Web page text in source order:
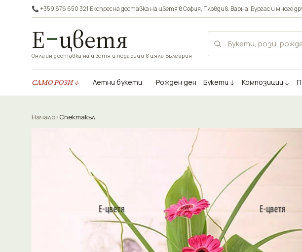
📞 +359 876 650 321·Експресна доставка на цветя вСофия, Пловдив, Варна, Бургаси много
Е цветя
Онлайн доставка на цветя и подаръци в цяла България
САМО РОЗИ ↓ Летни букети Рожден ден Букети ↓ Композиции ↓
Начало›Спектакъл